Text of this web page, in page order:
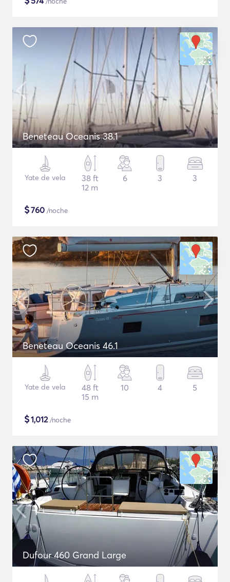
Beneteau Oceanis 38.1
Yate de vela
38 ft
12 m
6 3 3
$760 /noche
Beneteau Oceanis 46.1
Yate de vela
48 ft
15 m
10 4 5
$1,012/noche
Dufour 460 Grand Large